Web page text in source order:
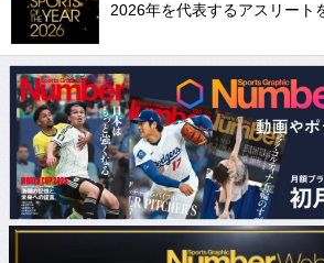
2026年を代表するアスリート